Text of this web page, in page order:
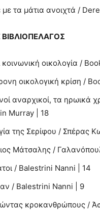
τα μάτια ανοιχτά /
ΒΙΒΛΙΟΠΕΛΑΓΟΣ
κοινωνική οικολογία /
οικολογική κρίση /
αναρχικοί, τα ηρωικά
Murray | 18
της Σερίφου / Σπέρας
Μάτσαλης /
/ Balestrini Nanni | 14
/ Balestrini Nanni | 9
κροκανθρώπους /